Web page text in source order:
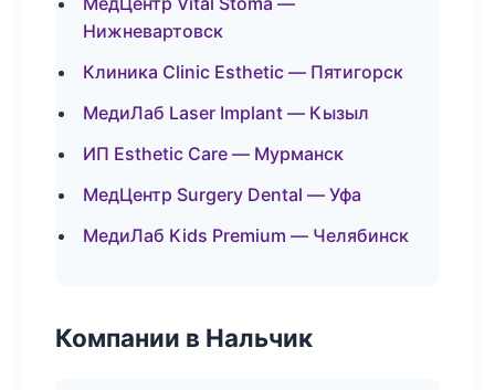
Нижневартовск
Клиника Clinic Esthetic — Пятигорск
МедиЛаб Laser Implant — Кызыл
ИП Esthetic Care — Мурманск
МедЦентр Surgery Dental — Уфа
МедиЛаб Kids Premium — Челябинск
Компании в Нальчик